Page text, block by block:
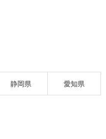
静岡県 愛知県